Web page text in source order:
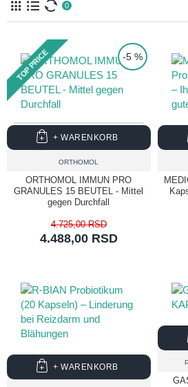
0
TOP PRICE -5 %
ORTHOMOL
ORTHOMOL IMMUN PRO
GRANULES 15 BEUTEL - Mittel
gegen Durchfall
4.488,00 RSD
4.725,00 RSD
+ WARENKORB
+ WARENKORB